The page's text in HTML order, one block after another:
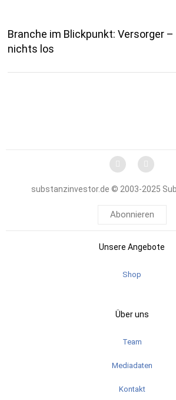
Branche im Blickpunkt: Versorger –
nichts los
substanzinvestor.de © 2003-2025
Abonnieren
Unsere Angebote
Shop
Über uns
Team
Mediadaten
Kontakt